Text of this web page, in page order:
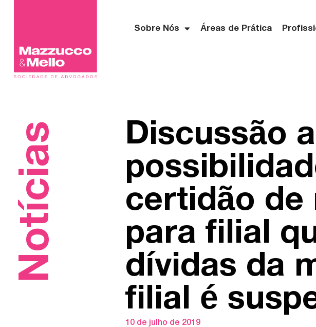
Sobre Nós Áreas de Prática
Notícias
Discussão
certidão de
para filial
dívidas da
filial é
10 de julho de 2019